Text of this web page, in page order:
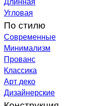
Угловая
По стилю
Современные
Минимализм
Прованс
Классика
Арт деко
Дизайнерские